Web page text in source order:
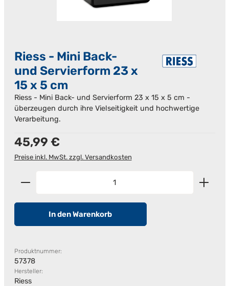
Riess - Mini Back-
und Servierform 23 x
15 x 5 cm
Riess - Mini Back- und Servierform 23 x 15 x 5 cm -
überzeugen durch ihre Vielseitigkeit und hochwertige
Verarbeitung.
Regulärer Preis:
45,99 €
Preise inkl. MwSt. zzgl. Versandkosten
Produkt Anzahl: Gib den gewünschten Wert ein
In den Warenkorb
Produktnummer:
57378
Hersteller:
Riess